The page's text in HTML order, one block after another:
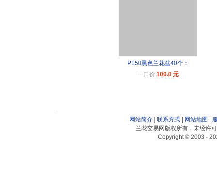
P150黑色兰花盆40个：
一口价 100.0 元
网站简介| 联系方式| 网站地图 |
兰花交易网版权所有，未经许
Copyright © 2003 -